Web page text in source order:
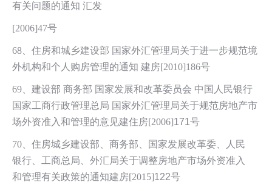
有关问题的通知 汇发
[2006]47号
68、住房和城乡建设部 国家外汇管理局关于进一步规范境
外机构和个人购房管理的通知 建房[2010]186号
69、 建设部 商务部 国家发展和改革委员会 中国人民银行
国家工商行政管理总 局 国家外汇管理局关于规范房地产市
场外资准入和管理的意见建住房[2006]171号
70、住房城乡建设部、商务部、国家发展改革委、人民
银行、工商总局、外汇局关于调整房地产市场外资准入
和管理有关政策的通知建房[2015]122号